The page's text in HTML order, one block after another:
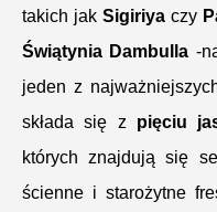
takich jak Sigiriya czy
Świątynia Dambulla -
jeden z
składa się z pięciu
których znajdują się
ścienne i starożytne